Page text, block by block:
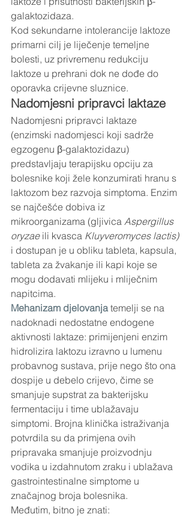
galaktozidaza.
Kod sekundarne intolerancije laktoze
primarni cilj je liječenje temeljne
bolesti, uz privremenu redukciju
laktoze u prehrani dok ne dođe do
oporavka crijevne sluznice.
Nadomjesni pripravci laktaze
Nadomjesni pripravci laktaze
(enzimski nadomjesci koji sadrže
egzogenu β-galaktozidazu)
predstavljaju terapijsku opciju za
bolesnike koji žele konzumirati hranu s
laktozom bez razvoja simptoma. Enzim
se najčešće dobiva iz
mikroorganizama (gljivica Aspergillus
oryzae ili kvasca Kluyveromyces lactis)
i dostupan je u obliku tableta, kapsula,
tableta za žvakanje ili kapi koje se
mogu dodavati mlijeku i mliječnim
napitcima.
Mehanizam djelovanja temelji se na
nadoknadi nedostatne endogene
aktivnosti laktaze: primijenjeni enzim
hidrolizira laktozu izravno u lumenu
probavnog sustava, prije nego što ona
dospije u debelo crijevo, čime se
smanjuje supstrat za bakterijsku
fermentaciju i time ublažavaju
simptomi. Brojna klinička istraživanja
potvrdila su da primjena ovih
pripravaka smanjuje proizvodnju
vodika u izdahnutom zraku i ublažava
gastrointestinalne simptome u
značajnog broja bolesnika.
Međutim, bitno je znati: